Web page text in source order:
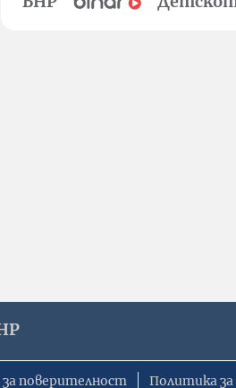
поверителност Политика